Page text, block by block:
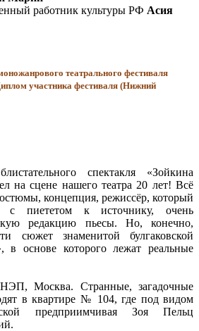
работник культуры РФ Асия
театрального фестиваля
участника фестиваля (Нижний
спектакля «Зойкина
на сцене нашего театра 20 лет! Всё
концепция, режиссёр, который
с пиететом к источнику, очень
редакцию пьесы. Но, конечно,
сюжет знаменитой булгаковской
в основе которого лежат реальные
Москва. Странные, загадочные
в квартире № 104, где под видом
предприимчивая Зоя Пельц